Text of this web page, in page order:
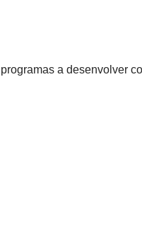
a desenvolver